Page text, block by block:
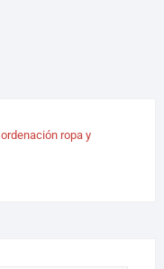
ropa y